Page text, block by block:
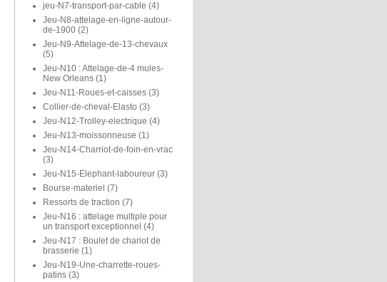
jeu-N7-transport-par-cable (4)
Jeu-N8-attelage-en-ligne-autour-
de-1900 (2)
Jeu-N9-Attelage-de-13-chevaux
(5)
Jeu-N10 : Attelage-de-4 mules-
New Orleans (1)
Jeu-N11-Roues-et-caisses (3)
Collier-de-cheval-Elasto (3)
Jeu-N12-Trolley-electrique (4)
Jeu-N13-moissonneuse (1)
Jeu-N14-Charriot-de-foin-en-vrac
(3)
Jeu-N15-Elephant-laboureur (3)
Bourse-materiel (7)
Ressorts de traction (7)
Jeu-N16 : attelage multiple pour
un transport exceptionnel (4)
Jeu-N17 : Boulet de chariot de
brasserie (1)
Jeu-N19-Une-charrette-roues-
patins (3)